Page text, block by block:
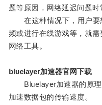
题等原因，网络延迟问题时
在这种情况下，用户要
频或进行在线游戏等，就
网络工具。
bluelayer加速器官网下载
Bluelayer加速器的原理
加速数据包的传输速度。